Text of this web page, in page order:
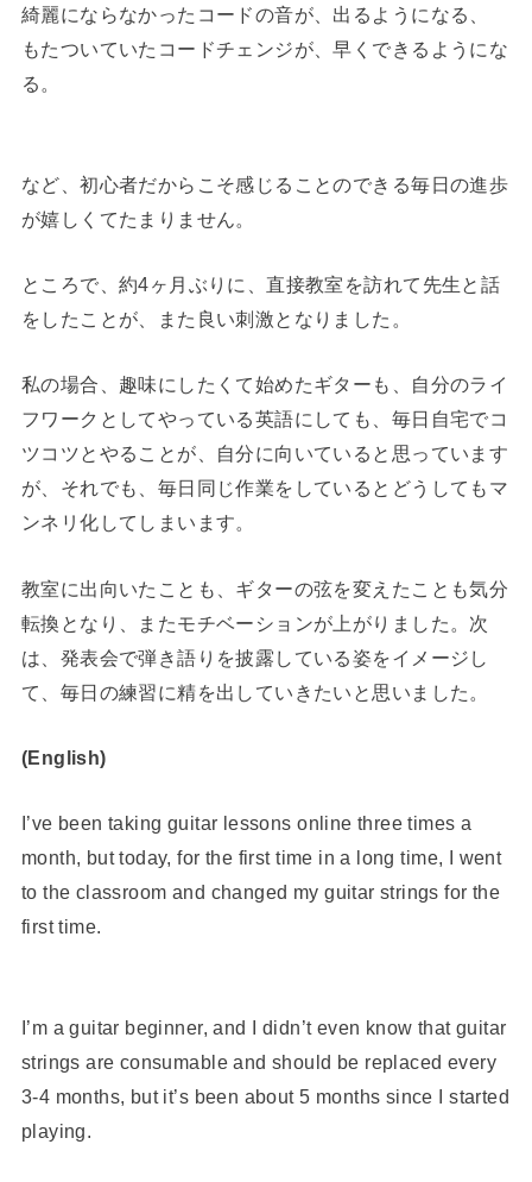
綺麗にならなかったコードの音が、出るようになる、
もたついていたコードチェンジが、早くできるようにな
る。
など、初心者だからこそ感じることのできる毎日の進歩
が嬉しくてたまりません。
ところで、約4ヶ月ぶりに、直接教室を訪れて先生と話
をしたことが、また良い刺激となりました。
私の場合、趣味にしたくて始めたギターも、自分のライ
フワークとしてやっている英語にしても、毎日自宅でコ
ツコツとやることが、自分に向いていると思っています
が、それでも、毎日同じ作業をしているとどうしてもマ
ンネリ化してしまいます。
教室に出向いたことも、ギターの弦を変えたことも気分
転換となり、またモチベーションが上がりました。次
は、発表会で弾き語りを披露している姿をイメージし
て、毎日の練習に精を出していきたいと思いました。
(English)
I’ve been taking guitar lessons online three times a
month, but today, for the first time in a long time, I went
to the classroom and changed my guitar strings for the
first time.
I’m a guitar beginner, and I didn’t even know that guitar
strings are consumable and should be replaced every
3-4 months, but it’s been about 5 months since I started
playing.